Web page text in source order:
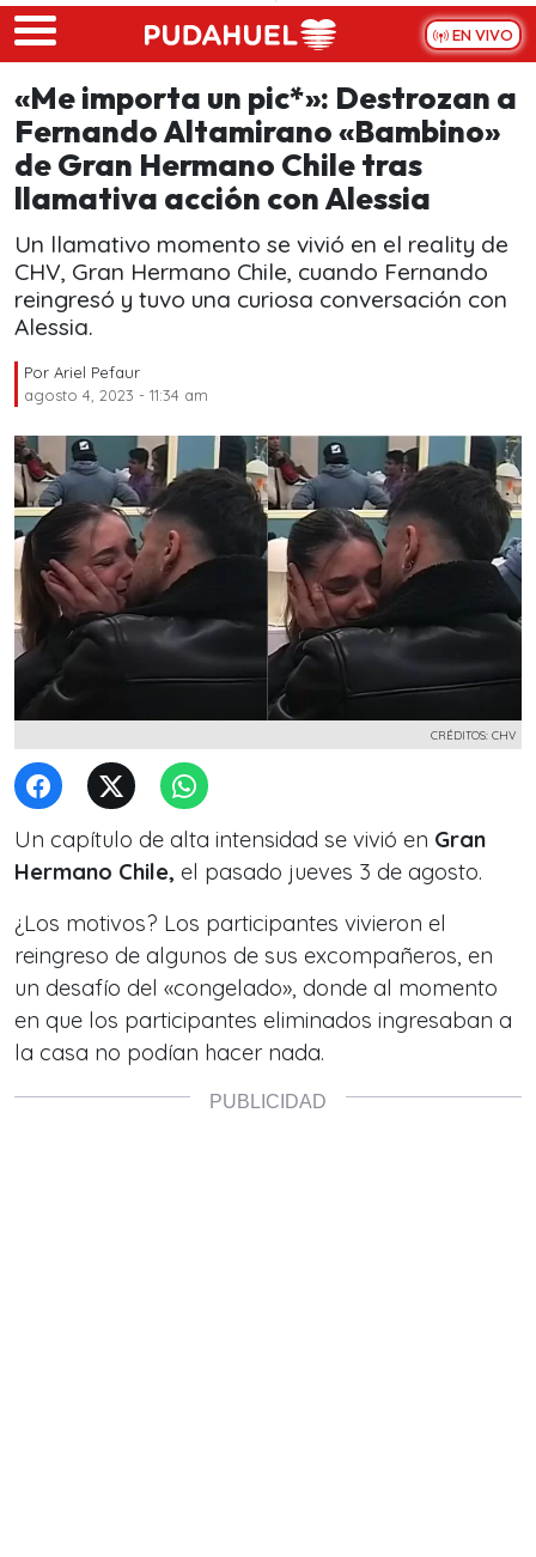
Skip to main content
EN VIVO
«Me importa un pic*»: Destrozan a
Fernando Altamirano «Bambino»
de Gran Hermano Chile tras
llamativa acción con Alessia
Un llamativo momento se vivió en el reality de
CHV, Gran Hermano Chile, cuando Fernando
reingresó y tuvo una curiosa conversación con
Alessia.
Por Ariel Pefaur
agosto 4, 2023 - 11:34 am
CRÉDITOS: CHV
Un capítulo de alta intensidad se vivió en Gran
Hermano Chile, el pasado jueves 3 de agosto.
¿Los motivos? Los participantes vivieron el
reingreso de algunos de sus excompañeros, en
un desafío del «congelado», donde al momento
en que los participantes eliminados ingresaban a
la casa no podían hacer nada.